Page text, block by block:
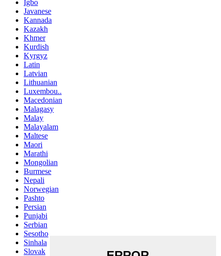
Igbo
Javanese
Kannada
Kazakh
Khmer
Kurdish
Kyrgyz
Latin
Latvian
Lithuanian
Luxembou..
Macedonian
Malagasy
Malay
Malayalam
Maltese
Maori
Marathi
Mongolian
Burmese
Nepali
Norwegian
Pashto
Persian
Punjabi
Serbian
Sesotho
Sinhala
Slovak